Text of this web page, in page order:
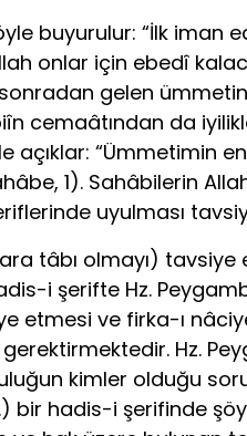
buyurulur: “İlk
onlar için ebedî
gelen
cemaâtından da
“Ümmetimin
1). Sahâbilerin
uyulması
tâbı olmayı)
i şerifte Hz.
etmesi ve firka-ı
Hz.
kimler olduğu
bir hadis-i şerifinde